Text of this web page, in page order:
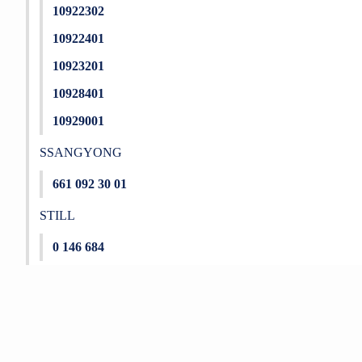
10922302
10922401
10923201
10928401
10929001
SSANGYONG
661 092 30 01
STILL
0 146 684